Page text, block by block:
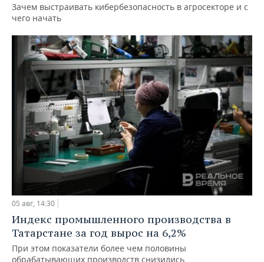
Зачем выстраивать кибербезопасность в агросекторе и с
чего начать
05 авг, 14:30
Индекс промышленного производства в
Татарстане за год вырос на 6,2%
При этом показатели более чем половины
обрабатывающих производств снизились